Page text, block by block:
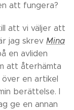
att fungera?
att vi väljer att
jag skrev Mina
en avliden
att återhämta
en artikel
berättelse. I
ge en annan